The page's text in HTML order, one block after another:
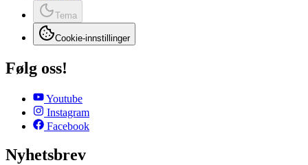
Tema
Cookie-innstillinger
Følg oss!
Youtube
Instagram
Facebook
Nyhetsbrev